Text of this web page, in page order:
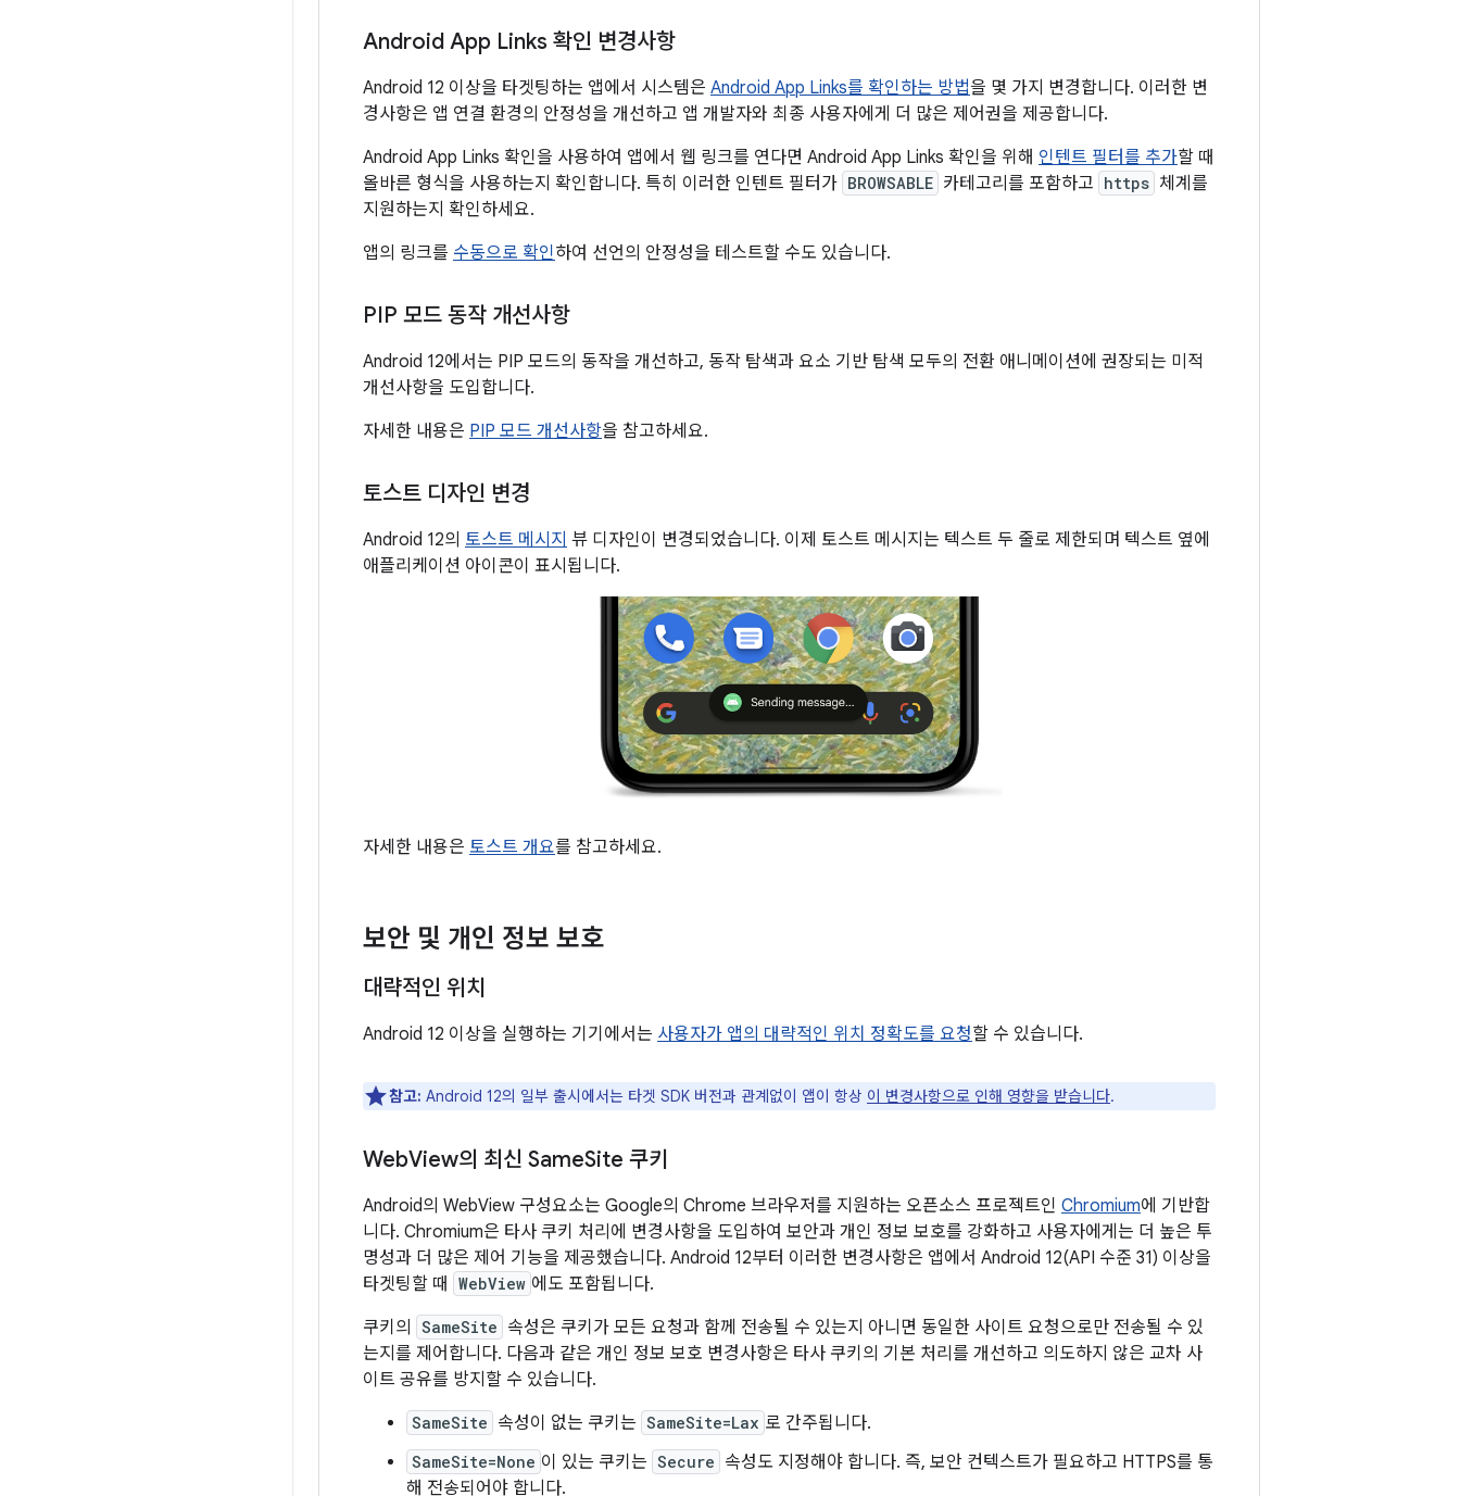
Android App Links 확인 변경사항
Android 12 이상을 타겟팅하는 앱에서 시스템은 Android App Links를 확인하는 방법을 몇 가지 변경합니다. 이러한 변
경사항은 앱 연결 환경의 안정성을 개선하고 앱 개발자와 최종 사용자에게 더 많은 제어권을 제공합니다.
Android App Links 확인을 사용하여 앱에서 웹 링크를 연다면 Android App Links 확인을 위해 인텐트 필터를 추가할 때
올바른 형식을 사용하는지 확인합니다. 특히 이러한 인텐트 필터가 BROWSABLE 카테고리를 포함하고 https 체계를
지원하는지 확인하세요.
앱의 링크를 수동으로 확인하여 선언의 안정성을 테스트할 수도 있습니다.
PIP 모드 동작 개선사항
Android 12에서는 PIP 모드의 동작을 개선하고, 동작 탐색과 요소 기반 탐색 모두의 전환 애니메이션에 권장되는 미적
개선사항을 도입합니다.
자세한 내용은 PIP 모드 개선사항을 참고하세요.
토스트 디자인 변경
Android 12의 토스트 메시지 뷰 디자인이 변경되었습니다. 이제 토스트 메시지는 텍스트 두 줄로 제한되며 텍스트 옆에
애플리케이션 아이콘이 표시됩니다.
자세한 내용은 토스트 개요를 참고하세요.
보안 및 개인 정보 보호
대략적인 위치
Android 12 이상을 실행하는 기기에서는 사용자가 앱의 대략적인 위치 정확도를 요청할 수 있습니다.
참고: Android 12의 일부 출시에서는 타겟 SDK 버전과 관계없이 앱이 항상 이 변경사항으로 인해 영향을 받습니다.
WebView의 최신 SameSite 쿠키
Android의 WebView 구성요소는 Google의 Chrome 브라우저를 지원하는 오픈소스 프로젝트인 Chromium에 기반합
니다. Chromium은 타사 쿠키 처리에 변경사항을 도입하여 보안과 개인 정보 보호를 강화하고 사용자에게는 더 높은 투
명성과 더 많은 제어 기능을 제공했습니다. Android 12부터 이러한 변경사항은 앱에서 Android 12(API 수준 31) 이상을
타겟팅할 때
WebView 에도 포함됩니다.
쿠키의
SameSite 속성은 쿠키가 모든 요청과 함께 전송될 수 있는지 아니면 동일한 사이트 요청으로만 전송될 수 있
는지를 제어합니다. 다음과 같은 개인 정보 보호 변경사항은 타사 쿠키의 기본 처리를 개선하고 의도하지 않은 교차 사
이트 공유를 방지할 수 있습니다.
SameSite 속성이 없는 쿠키는 SameSite=Lax 로 간주됩니다.
SameSite=None 이 있는 쿠키는 Secure 속성도 지정해야 합니다. 즉, 보안 컨텍스트가 필요하고 HTTPS를 통
해 전송되어야 합니다.